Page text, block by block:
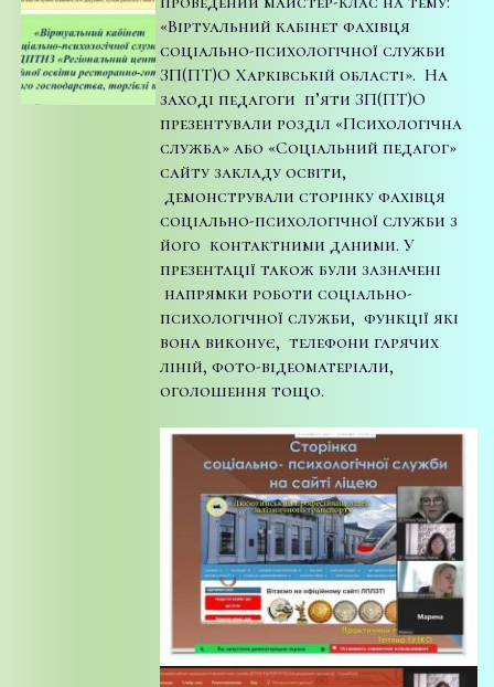
«Віртуальний кабінет фахівця
соціально-психологічної служби
ЗП(ПТ)О Харківській області». На
заході педагоги п’яти ЗП(ПТ)О
презентували розділ «Психологічна
служба» або «Соціальний педагог»
сайту закладу освіти,
демонстрували сторінку фахівця
соціально-психологічної служби з
його контактними даними. У
презентації також були зазначені
напрямки роботи соціально-
психологічної служби, функції які
вона виконує, телефони гарячих
ліній, фото-відеоматеріали,
оголошення тощо.